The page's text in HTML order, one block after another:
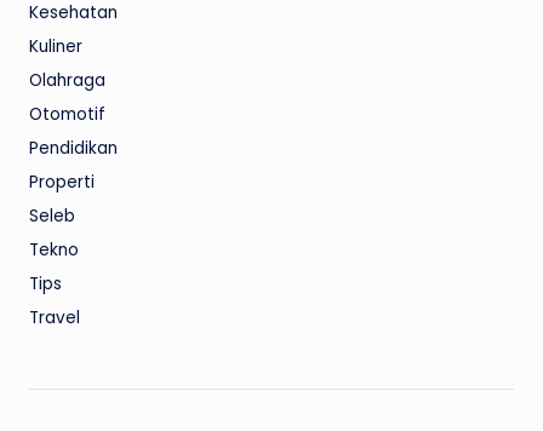
Kesehatan
Kuliner
Olahraga
Otomotif
Pendidikan
Properti
Seleb
Tekno
Tips
Travel